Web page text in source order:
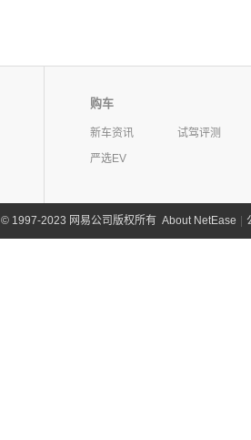
购车
新车资讯
试驾评测
严选EV
©1997-2023 网易公司版权所有 About NetEase